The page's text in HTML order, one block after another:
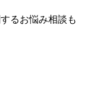
るお悩み相談も